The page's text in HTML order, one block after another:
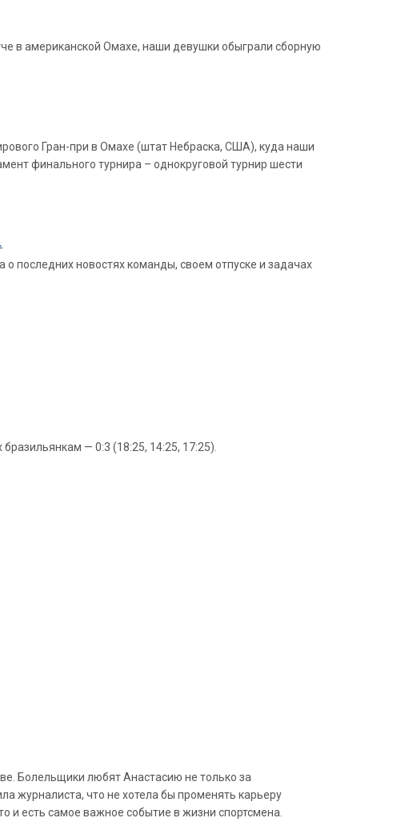
в американской Омахе, наши девушки обыграли сборную
Гран-при в Омахе (штат Небраска, США), куда наши
финального турнира – однокруговой турнир шести
последних новостях команды, своем отпуске и задачах
— 0:3 (18:25, 14:25, 17:25).
Болельщики любят Анастасию не только за
журналиста, что не хотела бы променять карьеру
и есть самое важное событие в жизни спортсмена.